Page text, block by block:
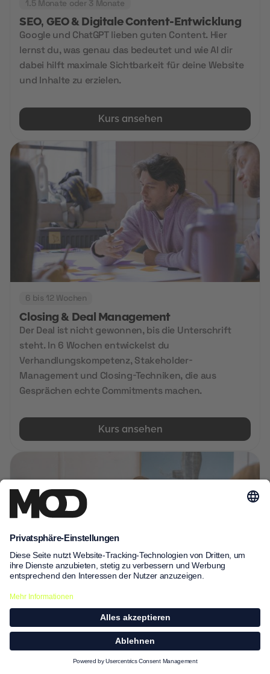
1.5 Monate oder 3 Monate
SEO, GEO & Digitale Content-Entwicklung
Google und ChatGPT lieben guten Content. Hier
lernst du, was genau das bedeutet und wie AI dir
dabei hilft maximale Sichtbarkeit für deine Website
und Inhalte zu erzielen.
Kurs ansehen
6 bis 12 Wochen
Closing & Deal Management
Der Deal ist nicht gewonnen, bis die Unterschrift
steht. In 6 Wochen entwickelst du
Verhandlungskompetenz, Stakeholder-
Management und Closing-Techniken, die aus
Gesprächen echte Commitments machen.
Kurs ansehen
4 Wochen
Arbeitsrecht im digitalen Zeitalter
Kündigungsschutz, AGG, Betriebsrat 4.0 –